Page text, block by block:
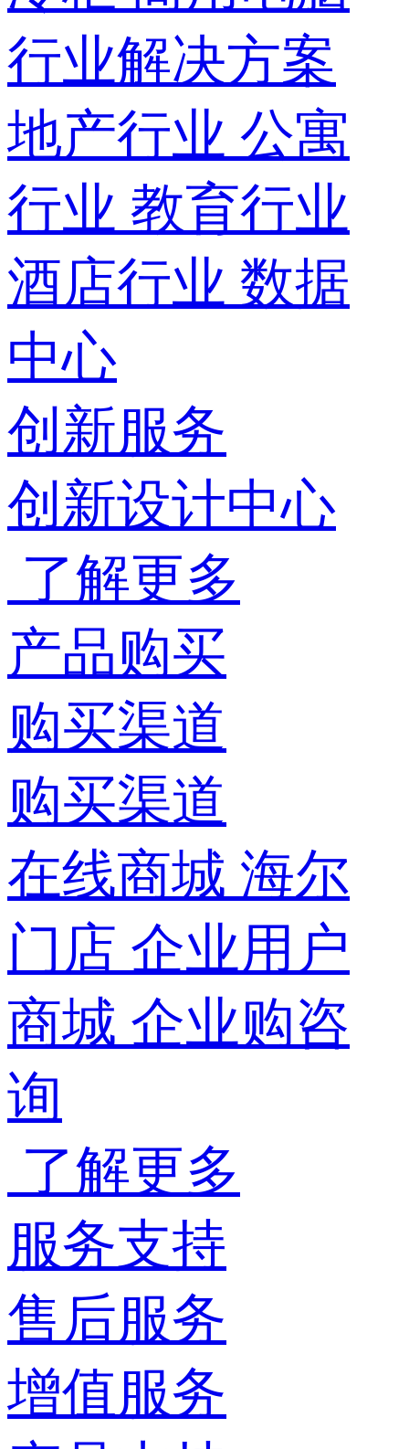
行业解决方案
地产行业 公寓
行业 教育行业
酒店行业 数据
中心
创新服务
创新设计中心
了解更多
产品购买
购买渠道
购买渠道
在线商城 海尔
门店 企业用户
商城 企业购咨
询
了解更多
服务支持
售后服务
增值服务